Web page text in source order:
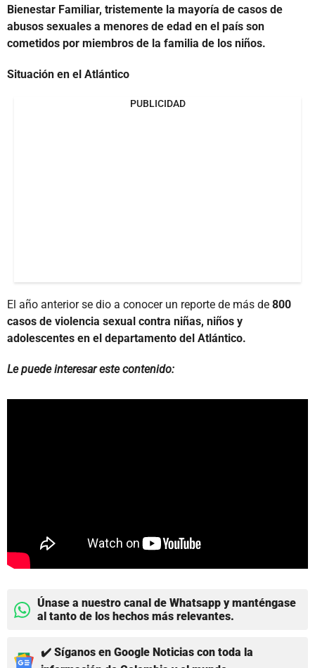
Bienestar Familiar, tristemente la mayoría de casos de
abusos sexuales a menores de edad en el país son
cometidos por miembros de la familia de los niños.
Situación en el Atlántico
PUBLICIDAD
El año anterior se dio a conocer un reporte de más de 800
casos de violencia sexual contra niñas, niños y
adolescentes en el departamento del Atlántico.
Le puede interesar este contenido:
Únase a nuestro canal de Whatsapp y manténgase
al tanto de los hechos más relevantes.
✔️ Síganos en Google Noticias con toda la